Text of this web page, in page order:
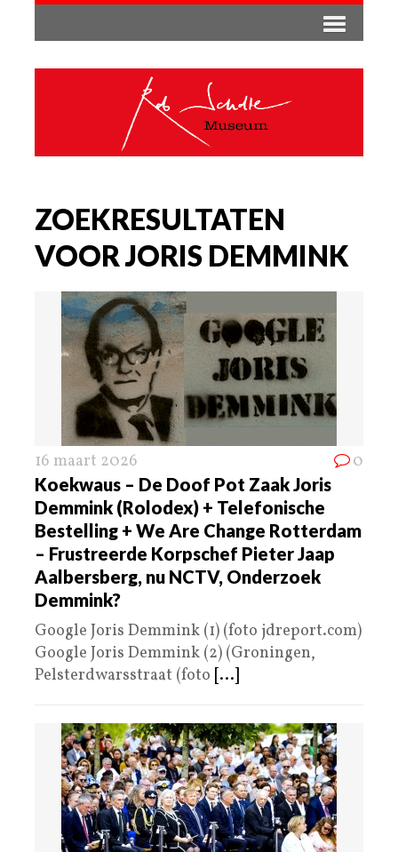
ZOEKRESULTATEN
VOOR JORIS DEMMINK
16 maart 2026 0
Koekwaus – De Doof Pot Zaak Joris
Demmink (Rolodex) + Telefonische
Bestelling + We Are Change Rotterdam
– Frustreerde Korpschef Pieter Jaap
Aalbersberg, nu NCTV, Onderzoek
Demmink?
Google Joris Demmink (1) (foto jdreport.com)
Google Joris Demmink (2) (Groningen,
Pelsterdwarsstraat (foto [...]